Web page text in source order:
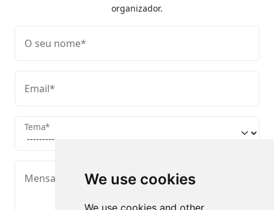
We use cookies
We use cookies and other
organizador.
O seu nome*
Email*
Tema*
Mensagem